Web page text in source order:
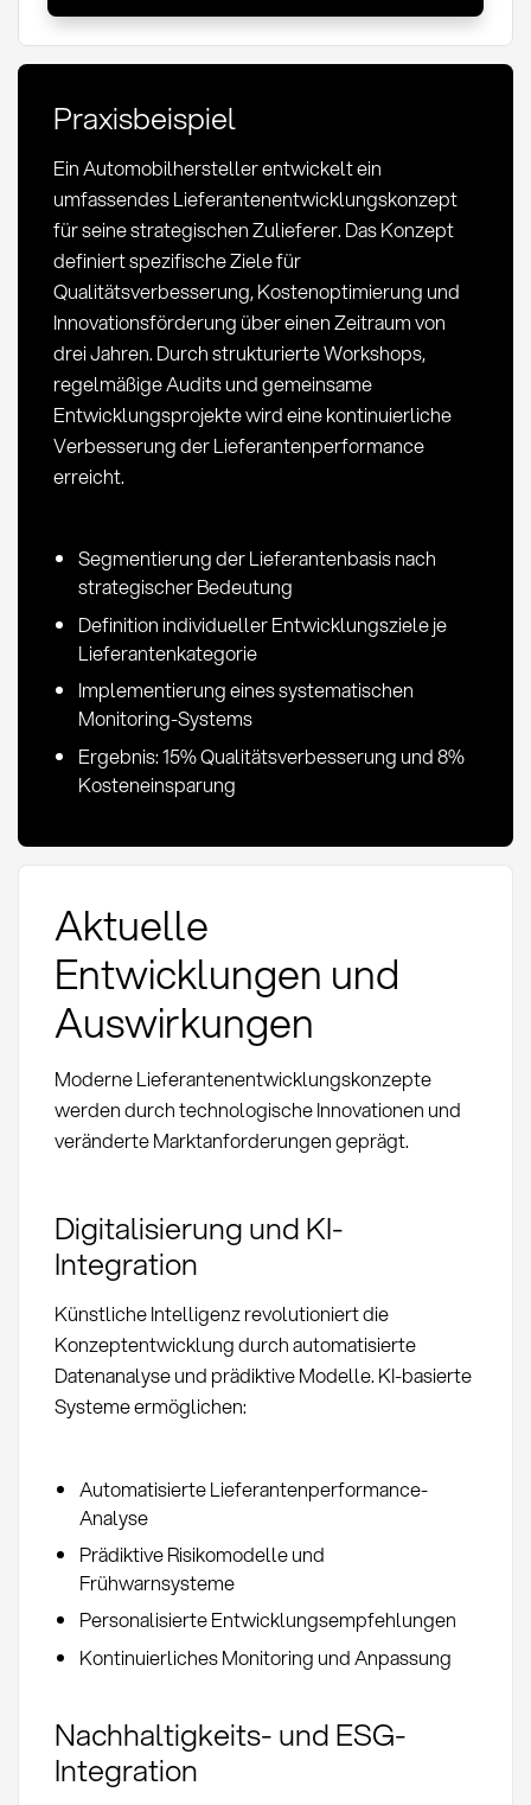
und
strategische
Praxisbeispiel
Ein Automobilhersteller entwickelt ein
umfassendes Lieferantenentwicklungskonzept
für seine strategischen Zulieferer. Das Konzept
definiert spezifische Ziele für
Qualitätsverbesserung, Kostenoptimierung und
Innovationsförderung über einen Zeitraum von
drei Jahren. Durch strukturierte Workshops,
regelmäßige Audits und gemeinsame
Entwicklungsprojekte wird eine kontinuierliche
Verbesserung der Lieferantenperformance
erreicht.
Segmentierung der Lieferantenbasis nach
strategischer Bedeutung
Definition individueller Entwicklungsziele je
Lieferantenkategorie
Implementierung eines systematischen
Monitoring-Systems
Ergebnis: 15% Qualitätsverbesserung und 8%
Kosteneinsparung
Aktuelle
Entwicklungen und
Auswirkungen
Moderne Lieferantenentwicklungskonzepte
werden durch technologische Innovationen und
veränderte Marktanforderungen geprägt.
Digitalisierung und KI-
Integration
Künstliche Intelligenz revolutioniert die
Konzeptentwicklung durch automatisierte
Datenanalyse und prädiktive Modelle. KI-basierte
Systeme ermöglichen:
Automatisierte Lieferantenperformance-
Analyse
Prädiktive Risikomodelle und
Frühwarnsysteme
Personalisierte Entwicklungsempfehlungen
Kontinuierliches Monitoring und Anpassung
Nachhaltigkeits- und ESG-
Integration